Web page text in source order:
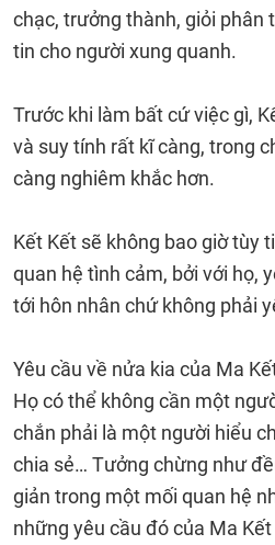
chạc, trưởng thành, giỏi phân
tin cho người xung quanh.
Trước khi làm bất cứ việc gì,
và suy tính rất kĩ càng, trong
càng nghiêm khắc hơn.
Kết Kết sẽ không bao giờ tùy
quan hệ tình cảm, bởi với họ,
tới hôn nhân chứ không phải
Yêu cầu về nửa kia của Ma
Họ có thể không cần một
chắn phải là một người hiểu
chia sẻ… Tưởng chừng như
giản trong một mối quan hệ
những yêu cầu đó của Ma